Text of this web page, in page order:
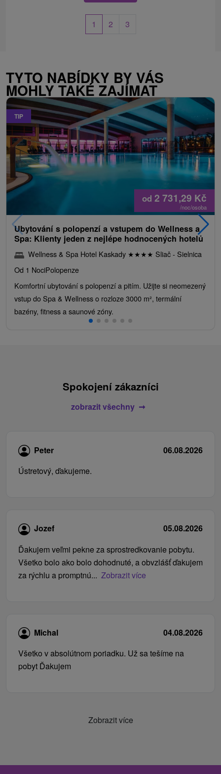
1 2 3
TYTO NABÍDKY BY VÁS
MOHLY TAKÉ ZAJÍMAT
TIP
od 2 731,29 Kč
/noc/osoba
Ubytování s polopenzí a vstupem do Wellness a
Spa: Klienty jeden z nejlépe hodnocených hotelů
Wellness & Spa Hotel Kaskady ★★★★ Sliač - Sielnica
Od 1 NociPolopenze
Komfortní ubytování s polopenzí a pitím. Užijte si neomezený
vstup do Spa & Wellness o rozloze 3000 m², termální
bazény, fitness a saunové zóny.
Spokojení zákazníci
zobrazit všechny
Peter
06.08.2026
Ústretový, ďakujeme.
Jozef
05.08.2026
Ďakujem veľmi pekne za sprostredkovanie pobytu.
Všetko bolo ako bolo dohodnuté, a obvzlášť ďakujem
za rýchlu a promptnú... Zobrazit více
Michal
04.08.2026
Všetko v absolútnom poriadku. Už sa tešíme na
pobyt Ďakujem
Zobrazit více